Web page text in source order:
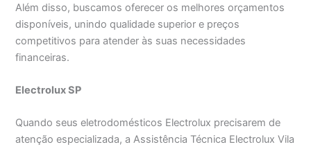
Além disso, buscamos oferecer os melhores orçamentos
disponíveis, unindo qualidade superior e preços
competitivos para atender às suas necessidades
financeiras.
Electrolux SP
Quando seus eletrodomésticos Electrolux precisarem de
atenção especializada, a Assistência Técnica Electrolux Vila